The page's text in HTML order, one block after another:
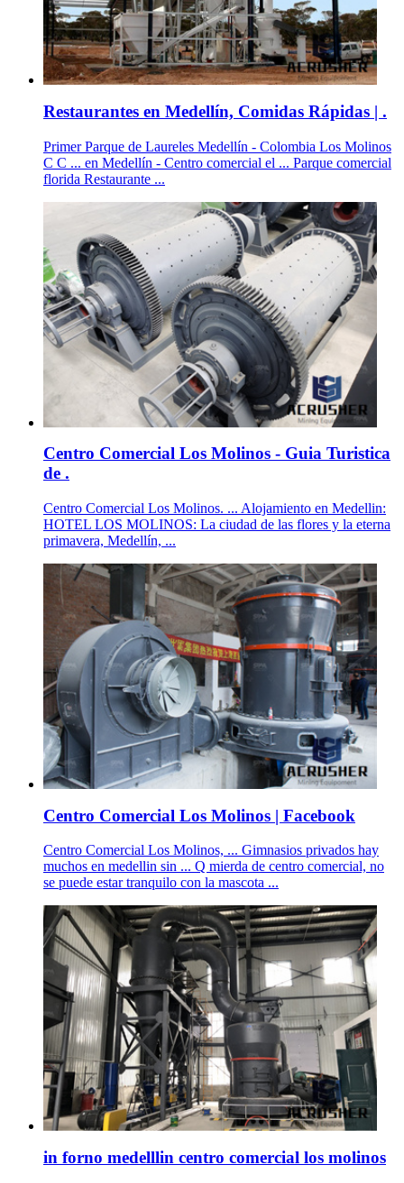
Restaurantes en Medellín, Comidas Rápidas | .
Primer Parque de Laureles Medellín - Colombia Los Molinos
C C ... en Medellín - Centro comercial el ... Parque comercial
florida Restaurante ...
Centro Comercial Los Molinos - Guia Turistica
de .
Centro Comercial Los Molinos. ... Alojamiento en Medellin:
HOTEL LOS MOLINOS: La ciudad de las flores y la eterna
primavera, Medellín, ...
Centro Comercial Los Molinos | Facebook
Centro Comercial Los Molinos, ... Gimnasios privados hay
muchos en medellin sin ... Q mierda de centro comercial, no
se puede estar tranquilo con la mascota ...
in forno medelllin centro comercial los molinos